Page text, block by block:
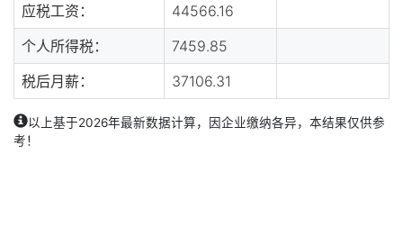
应税工资：
44566.16
个人所得税：
7459.85
税后月薪：
37106.31
以上基于2026年最新数据计算，因企业缴纳各异，本结果仅供参
考！